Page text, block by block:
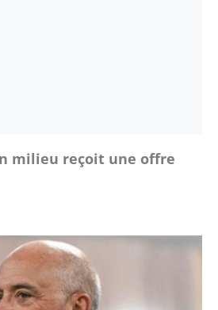
milieu reçoit une offre